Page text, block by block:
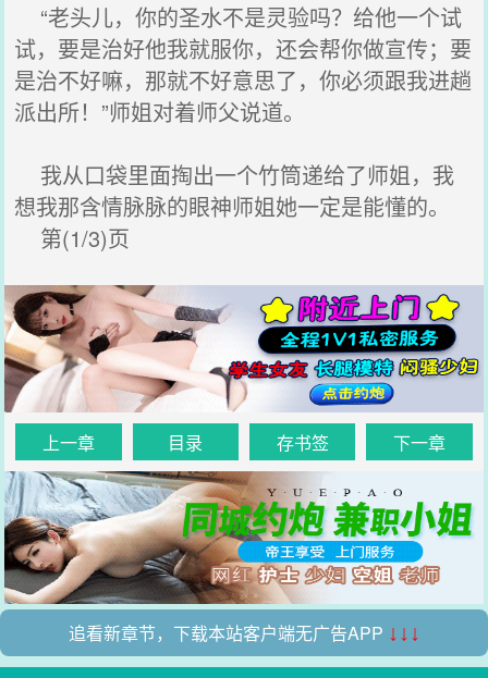
“老头儿，你的圣水不是灵验吗？给他一个试
试，要是治好他我就服你，还会帮你做宣传；要
是治不好嘛，那就不好意思了，你必须跟我进趟
派出所！”师姐对着师父说道。
我从口袋里面掏出一个竹筒递给了师姐，我
想我那含情脉脉的眼神师姐她一定是能懂的。
第(1/3)页
上一章 目录 存书签 下一章
追看新章节，下载本站客户端无广告APP ↓↓↓